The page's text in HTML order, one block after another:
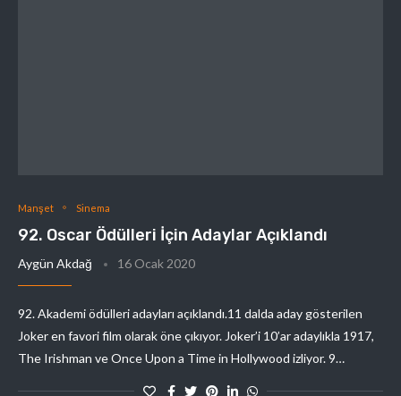
Manşet Sinema
92. Oscar Ödülleri İçin Adaylar Açıklandı
Aygün Akdağ 16 Ocak 2020
92. Akademi ödülleri adayları açıklandı.11 dalda aday gösterilen
Joker en favori film olarak öne çıkıyor. Joker’i 10’ar adaylıkla 1917,
The Irishman ve Once Upon a Time in Hollywood izliyor. 9…